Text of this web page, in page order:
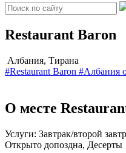
Restaurant Baron
Албания, Тирана
#Restaurant Baron #Албания
О месте
Услуги: Завтрак/второй
Открыто допоздна, Десерты